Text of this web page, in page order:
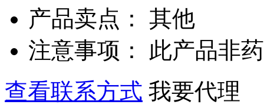
产品卖点： 其他
注意事项： 此产品非
查看联系方式 我要代理